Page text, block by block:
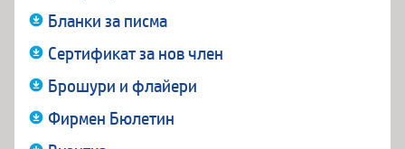
Бланки за писма
Сертификат за нов член
Брошури и флайери
Фирмен Бюлетин